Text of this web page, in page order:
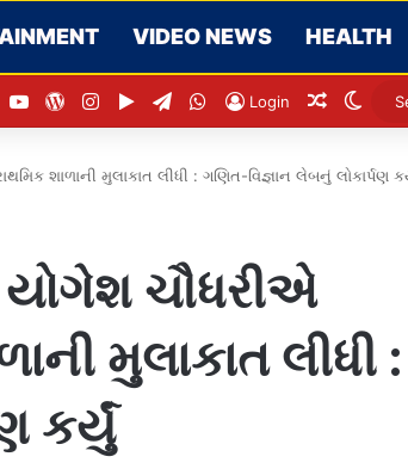
VIDEO NEWS HEALTH
YouTubeWordPress
Instagram
Google Play
TelegramWhatsApp
Login Random
શાળાની મુલાકાત લીધી : ગણિત-વિજ્ઞાન લેબનું લોકાર્પણ
ચૌધરીએ
મુલાકાત લીધી :
કર્યું